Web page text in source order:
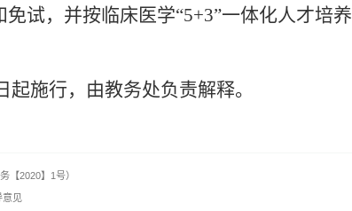
免试，并按临床医学“5+3”一体化人才培养
起施行，由教务处负责解释。
【2020】1号）
意见